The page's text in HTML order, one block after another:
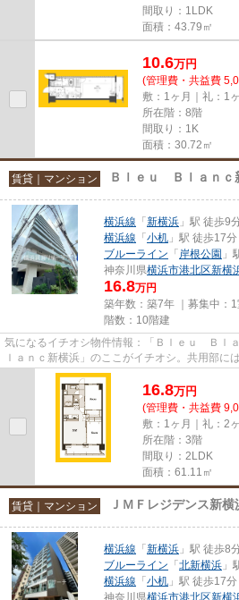
間取り：1LDK
面積：43.79㎡
10.6万円
(管理費・共益費
敷：1ヶ月｜礼：1
所在階：8階
間取り：1K
面積：30.72㎡
賃貸｜マンション Ｂｌｅｕ Ｂｌａｎｃ
横浜線 「 新横浜 」駅 徒歩9
横浜線 「 小机 」駅 徒歩17分
ブルーライン 「 岸根公園 」
神奈川県横浜市港北区新横
16.8万円
築年数：築7年 ｜募集中：
階数：10階建
気になるイチオシ物件情報：「Ｂｌｅｕ Ｂｌ
ｌａｎｃ新横浜」のここがイチオシ。共用部に
などが備わっておりとても充...
16.8万円
(管理費・共益費
敷：1ヶ月｜礼：2
所在階：3階
間取り：2LDK
面積：61.11㎡
賃貸｜マンション ＪＭＦレジデンス新横
横浜線 「 新横浜 」駅 徒歩8
ブルーライン 「 北新横浜 」
横浜線 「 小机 」駅 徒歩17分
神奈川県横浜市港北区新横